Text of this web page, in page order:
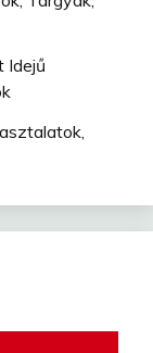
Idejű